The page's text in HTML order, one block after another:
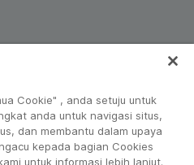
Cookie" , anda setuju untuk
anda untuk navigasi situs,
dan membantu dalam upaya
kepada bagian Cookies
untuk informasi lebih lanjut.